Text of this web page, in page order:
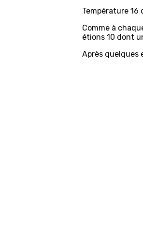
Température 16
Comme à
étions 10 dont
Après quelques